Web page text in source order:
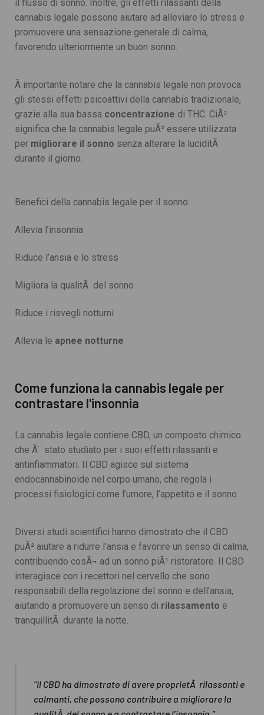
il flusso di sonno. Inoltre, gli effetti rilassanti della
cannabis legale possono aiutare ad alleviare lo stress e
promuovere una sensazione generale di calma,
favorendo ulteriormente un buon sonno.
Ã importante notare che la cannabis legale non provoca
gli stessi effetti psicoattivi della cannabis tradizionale,
grazie alla sua bassa concentrazione di THC. CiÃ²
significa che la cannabis legale puÃ² essere utilizzata
per migliorare il sonno senza alterare la luciditÃ
durante il giorno.
Benefici della cannabis legale per il sonno:
Allevia l’insonnia
Riduce l’ansia e lo stress
Migliora la qualitÃ del sonno
Riduce i risvegli notturni
Allevia le apnee notturne
Come funziona la cannabis legale per
contrastare l'insonnia
La cannabis legale contiene CBD, un composto chimico
che Ã¨ stato studiato per i suoi effetti rilassanti e
antinfiammatori. Il CBD agisce sul sistema
endocannabinoide nel corpo umano, che regola i
processi fisiologici come l’umore, l’appetito e il sonno.
Diversi studi scientifici hanno dimostrato che il CBD
puÃ² aiutare a ridurre l’ansia e favorire un senso di calma,
contribuendo cosÃ¬ ad un sonno piÃ¹ ristoratore. Il CBD
interagisce con i recettori nel cervello che sono
responsabili della regolazione del sonno e dell’ansia,
aiutando a promuovere un senso di rilassamento e
tranquillitÃ durante la notte.
“Il CBD ha dimostrato di avere proprietÃ rilassanti e
calmanti, che possono contribuire a migliorare la